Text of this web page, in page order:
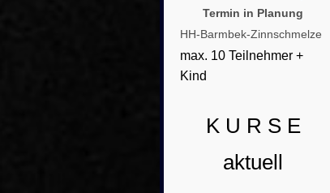
Termin in Planung
HH-Barmbek-Zinnschmelze
max. 10 Teilnehmer +
Kind
K U R S E
aktuell